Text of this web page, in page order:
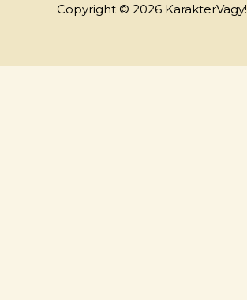
Copyright © 2026 KarakterVagy!